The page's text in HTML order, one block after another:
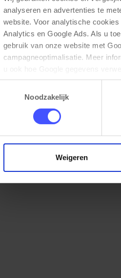
analyseren en advertenties te
website. Voor analytische
Analytics en Google Ads. Als u
gebruik van onze website met
campagneoptimalisatie. Meer
elk moment wijzigen of intrekken
Noodzakelijk
Weigeren
frame
met PVC stootrand (2mm)
(25mm)
vloer